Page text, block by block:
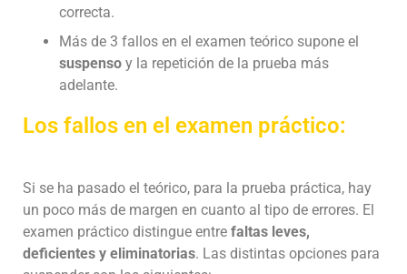
correcta.
Más de 3 fallos en el examen teórico supone el
suspenso y la repetición de la prueba más
adelante.
Los fallos en el examen práctico:
Si se ha pasado el teórico, para la prueba práctica, hay
un poco más de margen en cuanto al tipo de errores. El
examen práctico distingue entre faltas leves,
deficientes y eliminatorias. Las distintas opciones para